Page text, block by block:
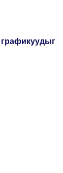
графикуудыг